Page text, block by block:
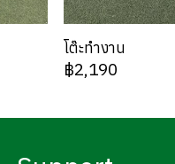
โต๊ะทำงาน
฿2,190